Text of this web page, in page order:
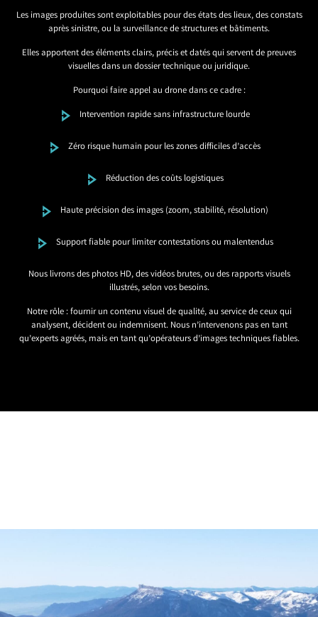
Les images produites sont exploitables pour des états des lieux, des constats
après sinistre, ou la surveillance de structures et bâtiments.
Elles apportent des éléments clairs, précis et datés qui servent de preuves
visuelles dans un dossier technique ou juridique.
Pourquoi faire appel au drone dans ce cadre :
Intervention rapide sans infrastructure lourde
Zéro risque humain pour les zones difficiles d’accès
Réduction des coûts logistiques
Haute précision des images (zoom, stabilité, résolution)
Support fiable pour limiter contestations ou malentendus
Nous livrons des photos HD, des vidéos brutes, ou des rapports visuels
illustrés, selon vos besoins.
Notre rôle : fournir un contenu visuel de qualité, au service de ceux qui
analysent, décident ou indemnisent. Nous n’intervenons pas en tant
qu’experts agréés, mais en tant qu’opérateurs d’images techniques fiables.